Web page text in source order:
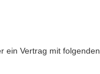
ein Vertrag mit